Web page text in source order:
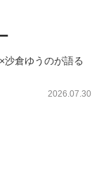
沙倉ゆうのが語る
2026.07.30